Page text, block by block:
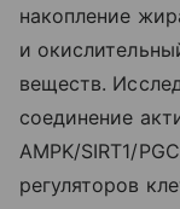
накопление
и
веществ.
соединение
AMPK/SIRT1/
регуляторов